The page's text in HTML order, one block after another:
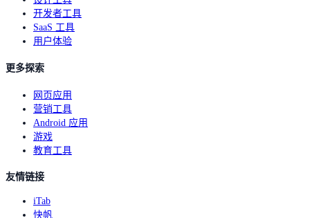
开发者工具
SaaS 工具
用户体验
更多探索
网页应用
营销工具
Android 应用
游戏
教育工具
友情链接
iTab
快帆